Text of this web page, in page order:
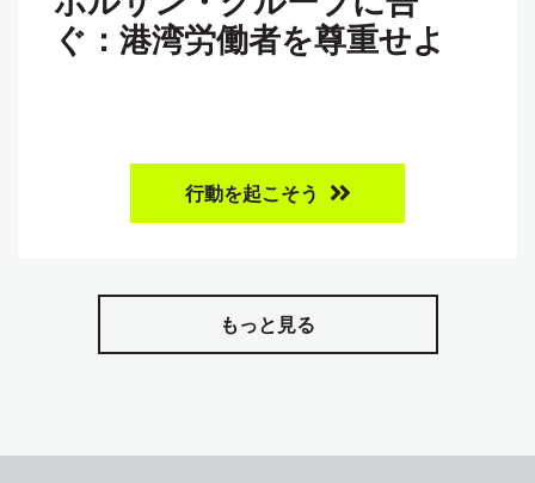
ぐ：港湾労働者を尊重せよ
行動を起こそう
もっと見る